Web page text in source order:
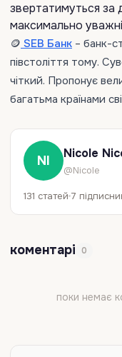
звертатимуться
максимально
🪙 SEB Банк – банк-
півстоліття тому.
чіткий. Пропонує
багатьма країнами
NI Nicole
@Nicole
131 статей 7
коментарі 0
поки немає